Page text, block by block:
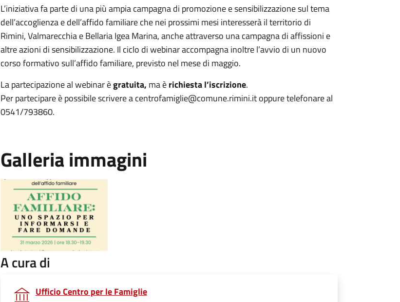
L’iniziativa fa parte di una più ampia campagna di promozione e sensibilizzazione sul tema
dell’accoglienza e dell’affido familiare che nei prossimi mesi interesserà il territorio di
Rimini, Valmarecchia e Bellaria Igea Marina, anche attraverso una campagna di affissioni e
altre azioni di sensibilizzazione. Il ciclo di webinar accompagna inoltre l’avvio di un nuovo
corso formativo sull’affido familiare, previsto nel mese di maggio.
La partecipazione al webinar ègratuita, ma èrichiesta l’iscrizione.
Per partecipare è possibile scrivere a centrofamiglie@comune.rimini.it oppure telefonare al
0541/793860.
Galleria immagini
A cura di
Ufficio Centro per le Famiglie